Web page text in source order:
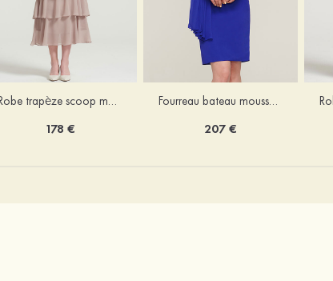
Robe trapèze scoop mousseline longueur mollet robe de mère de la mariée avec appliqué volants veste
178 €
Fourreau bateau mousseline longueur genou robe de mère de la mariée avec appliqué perle plissé veste
207 €